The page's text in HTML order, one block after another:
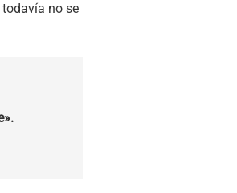
no se